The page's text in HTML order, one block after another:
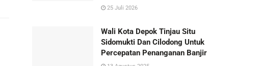
25 Juli 2026
Wali Kota Depok Tinjau Situ
Sidomukti Dan Cilodong Untuk
Percepatan Penanganan Banjir